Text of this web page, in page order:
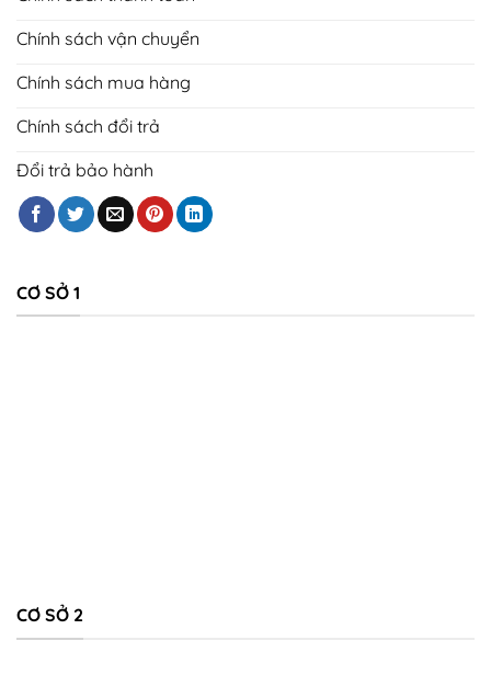
Mộ đá granite nguyên khối hoa cương cẩm thạch bán bạc
Ưu điểm vượt trội của mộ đá granite hoa
cương
Độ bền gần như vĩnh cửu
không bị ảnh hưởng bởi mưa nắng hay môi trường ẩm
Đa dạng màu sắc cao cấp
Chính sách vận chuyển
Chính sách mua hàng
Chính sách đổi trả
Đổi trả bảo hành
CƠ SỞ 1
CƠ SỞ 2